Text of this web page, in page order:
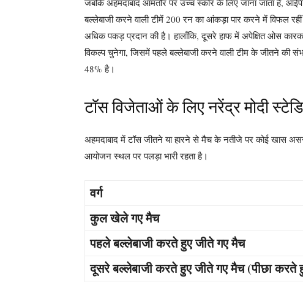
बल्लेबाजी करने वाली टीमें 200 रन का आंकड़ा पार करने में विफल
अधिक पकड़ प्रदान की है। हालाँकि, दूसरे हाफ में अपेक्षित ओस
विकल्प चुनेगा, जिसमें पहले बल्लेबाजी करने वाली टीम के जीतने की
48% है।
टॉस विजेताओं के लिए नरेंद्र मोदी
अहमदाबाद में टॉस जीतने या हारने से मैच के नतीजे पर कोई खास
आयोजन स्थल पर पलड़ा भारी रहता है।
वर्ग
कुल खेले गए मैच
पहले बल्लेबाजी करते हुए जीते गए मैच
दूसरे बल्लेबाजी करते हुए जीते गए मैच (पीछा करते